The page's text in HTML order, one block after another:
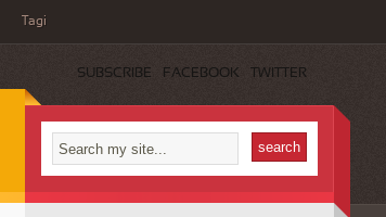
Tagi
SUBSCRIBE FACEBOOK TWITTER